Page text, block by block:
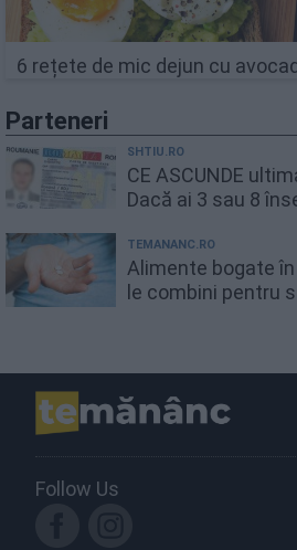
6 rețete de mic dejun cu
Parteneri
SHTIU.RO
CE ASCUNDE
Dacă ai 3 sau 8
TEMANANC.RO
Alimente bogate
le combini pentru
Follow Us